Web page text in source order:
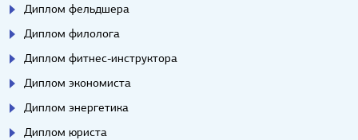
Диплом фельдшера
Диплом филолога
Диплом фитнес-инструктора
Диплом экономиста
Диплом энергетика
Диплом юриста